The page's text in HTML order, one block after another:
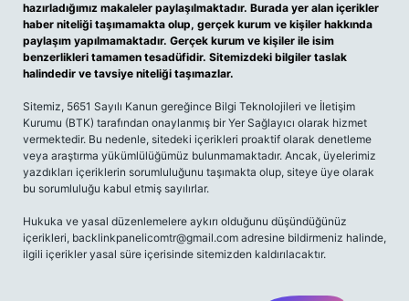
hazırladığımız makaleler paylaşılmaktadır. Burada yer alan içerikler
haber niteliği taşımamakta olup, gerçek kurum ve kişiler hakkında
paylaşım yapılmamaktadır. Gerçek kurum ve kişiler ile isim
benzerlikleri tamamen tesadüfidir. Sitemizdeki bilgiler taslak
halindedir ve tavsiye niteliği taşımazlar.
Sitemiz, 5651 Sayılı Kanun gereğince Bilgi Teknolojileri ve İletişim
Kurumu (BTK) tarafından onaylanmış bir Yer Sağlayıcı olarak hizmet
vermektedir. Bu nedenle, sitedeki içerikleri proaktif olarak denetleme
veya araştırma yükümlülüğümüz bulunmamaktadır. Ancak, üyelerimiz
yazdıkları içeriklerin sorumluluğunu taşımakta olup, siteye üye olarak
bu sorumluluğu kabul etmiş sayılırlar.
Hukuka ve yasal düzenlemelere aykırı olduğunu düşündüğünüz
içerikleri, backlinkpanelicomtr@gmail.com adresine bildirmeniz halinde,
ilgili içerikler yasal süre içerisinde sitemizden kaldırılacaktır.